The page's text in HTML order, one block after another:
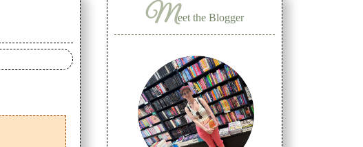
Meet the Blogger